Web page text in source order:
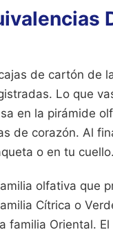
de cartón de
Lo que
en la pirámide
de corazón. Al
o en tu cuello.
olfativa que
Cítrica o
familia Oriental.